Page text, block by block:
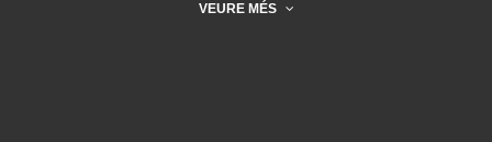
VEURE MÉS